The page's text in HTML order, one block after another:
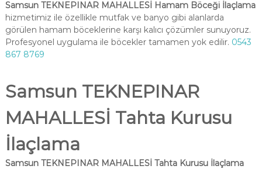
Samsun TEKNEPINAR MAHALLESİ Hamam Böceği İlaçlama
hizmetimiz ile özellikle mutfak ve banyo gibi alanlarda
görülen hamam böceklerine karşı kalıcı çözümler sunuyoruz.
Profesyonel uygulama ile böcekler tamamen yok edilir. 0543
867 8769
Samsun TEKNEPINAR
MAHALLESİ Tahta Kurusu
İlaçlama
Samsun TEKNEPINAR MAHALLESİ Tahta Kurusu İlaçlama